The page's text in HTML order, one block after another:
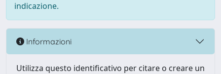
indicazione.
Informazioni
Utilizza questo identificativo per citare o creare un